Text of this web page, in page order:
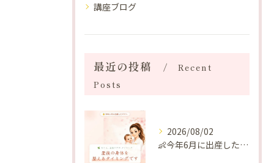
講座ブログ
最近の投稿
Recent
Posts
2026/08/02
👶今年6月に出産したママへ♡